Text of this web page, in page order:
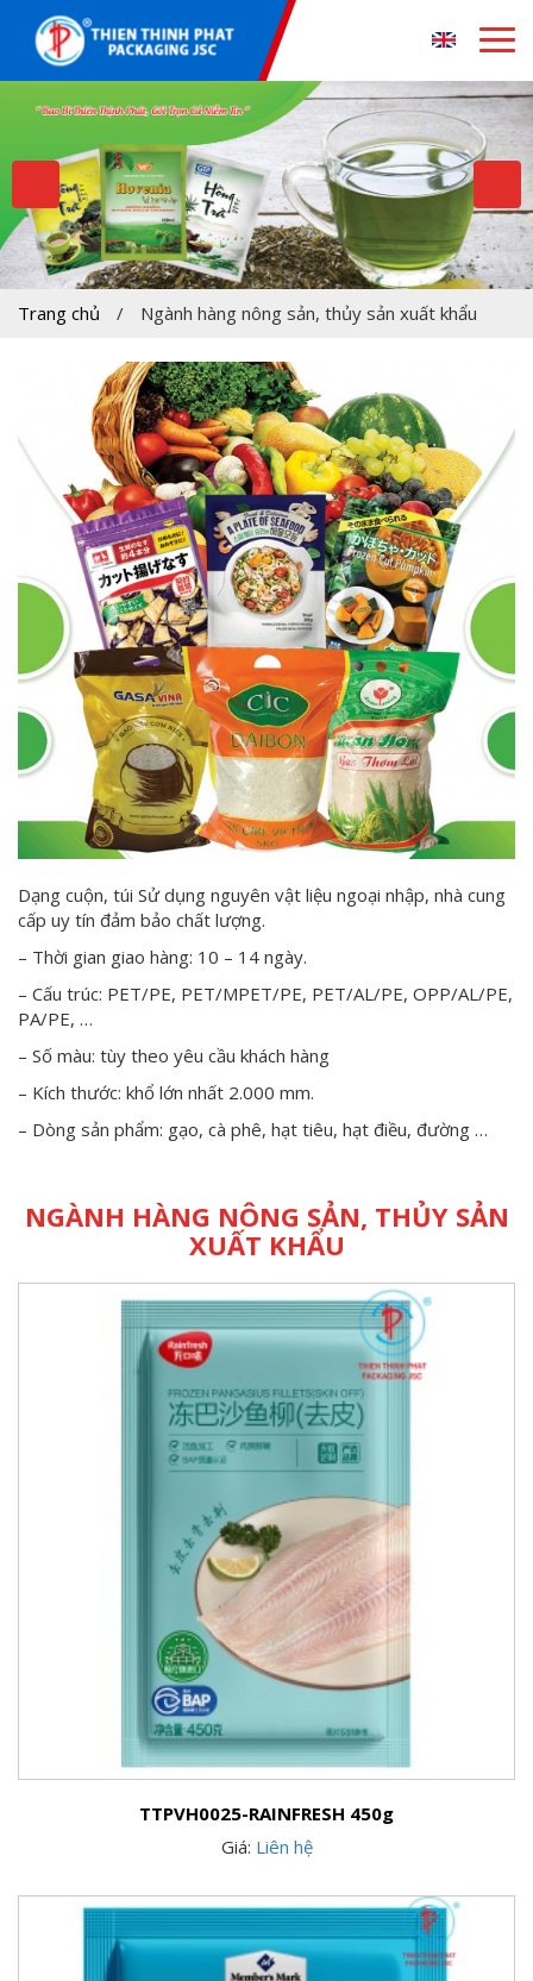
Trang chủ / Ngành hàng nông sản, thủy sản xuất khẩu
Dạng cuộn, túi Sử dụng nguyên vật liệu ngoại nhập, nhà cung
cấp uy tín đảm bảo chất lượng.
– Thời gian giao hàng: 10 – 14 ngày.
– Cấu trúc: PET/PE, PET/MPET/PE, PET/AL/PE, OPP/AL/PE,
PA/PE, …
– Số màu: tùy theo yêu cầu khách hàng
– Kích thước: khổ lớn nhất 2.000 mm.
– Dòng sản phẩm: gạo, cà phê, hạt tiêu, hạt điều, đường …
NGÀNH HÀNG NÔNG SẢN, THỦY SẢN
XUẤT KHẨU
TTPVH0025-RAINFRESH 450g
Giá: Liên hệ